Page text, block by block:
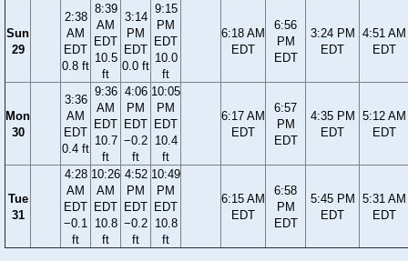
Sun
29
2:38
AM
EDT
0.8 ft
8:39
AM
EDT
10.5
ft
3:14
PM
EDT
0.0 ft
9:15
PM
EDT
10.0
ft
6:18 AM
EDT
6:56
PM
EDT
3:24 PM
EDT
4:51 AM
EDT
Mon
30
3:36
AM
EDT
0.4 ft
9:36
AM
EDT
10.7
ft
4:06
PM
EDT
−0.2
ft
10:05
PM
EDT
10.4
ft
6:17 AM
EDT
6:57
PM
EDT
4:35 PM
EDT
5:12 AM
EDT
Tue
31
4:28
AM
EDT
−0.1
ft
10:26
AM
EDT
10.8
ft
4:52
PM
EDT
−0.2
ft
10:49
PM
EDT
10.8
ft
6:15 AM
EDT
6:58
PM
EDT
5:45 PM
EDT
5:31 AM
EDT